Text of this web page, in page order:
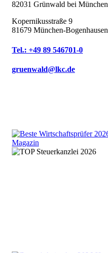
82031 Grünwald bei München
Kopernikusstraße 9
81679 München-Bogenhausen
Tel.: +49 89 546701-0
gruenwald@lkc.de